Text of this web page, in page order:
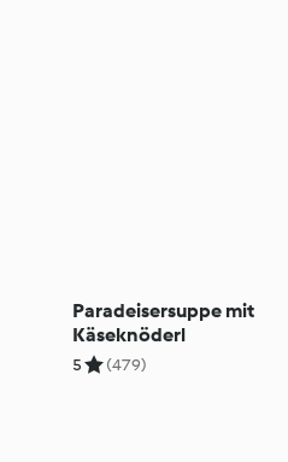
Paradeisersuppe mit
Käseknöderl
5 (479)